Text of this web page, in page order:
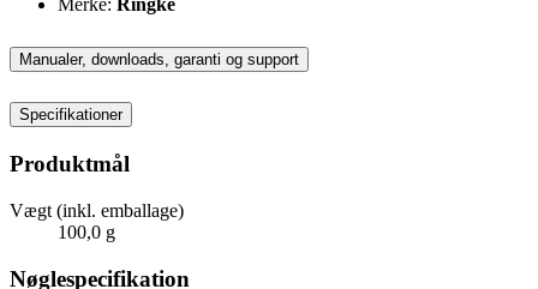
Manualer, downloads, garanti og support
Specifikationer
Produktmål
Vægt (inkl. emballage)
100,0 g
Nøglespecifikation